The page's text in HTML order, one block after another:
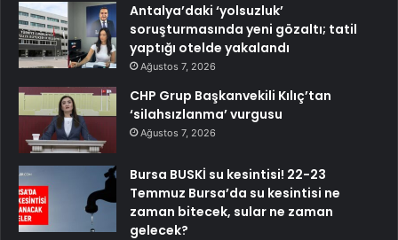
Antalya’daki ‘yolsuzluk’
soruşturmasında yeni gözaltı; tatil
yaptığı otelde yakalandı
Ağustos 7, 2026
CHP Grup Başkanvekili Kılıç’tan
‘silahsızlanma’ vurgusu
Ağustos 7, 2026
Bursa BUSKİ su kesintisi! 22-23
Temmuz Bursa’da su kesintisi ne
zaman bitecek, sular ne zaman
gelecek?